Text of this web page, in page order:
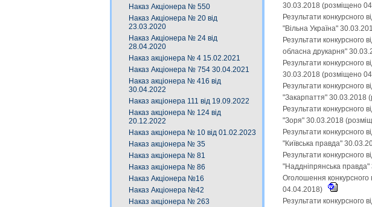
Наказ Акціонера № 550
Наказ Акціонера № 20 від
23.03.2020
Наказ Акціонера № 24 від
28.04.2020
Наказ акціонера № 4 15.02.2021
Наказ Акціонера № 754 30.04.2021
Наказ акціонера № 416 від
30.04.2022
Наказ акціонера 111 від 19.09.2022
Наказ акціонера № 124 від
20.12.2022
Наказ акціонера № 10 від 01.02.2023
Наказ акціонера № 35
Наказ акціонера № 81
Наказ акціонера № 86
Наказ Акціонера №16
Наказ Акціонера №42
Наказ акціонера № 263
30.03.2018 (розміщено
Результати конкурсного
"Вільна Україна"
Результати конкурсного
обласна друкарня"
Результати конкурсного
30.03.2018 (розміщено
Результати конкурсного
"Закарпаття" 30.03.2018
Результати конкурсного
"Зоря" 30.03.2018
Результати конкурсного
"Київська правда"
Результати конкурсного
"Наддніпрянська
Оголошення конкурсного
04.04.2018)
Результати конкурсного